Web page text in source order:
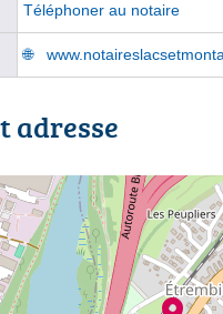
Téléphoner au notaire
adresse